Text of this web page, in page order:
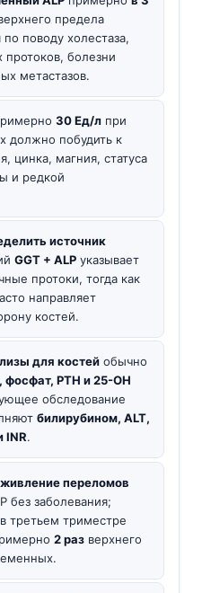
предела
поводу холестаза,
болезни
метастазов.
30 Ед/л при
должно побудить к
цинка, магния, статуса
и редкой
источник
GGT + ALP указывает
протоки, тогда как
направляет
костей.
для костей обычно
фосфат, PTH и 25-OH
обследование
билирубином, ALT,
INR.
переломов
без заболевания;
третьем триместре
2 раз верхнего